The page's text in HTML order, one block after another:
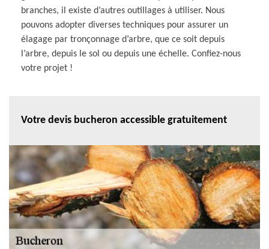
branches, il existe d’autres outillages à utiliser. Nous
pouvons adopter diverses techniques pour assurer un
élagage par tronçonnage d’arbre, que ce soit depuis
l’arbre, depuis le sol ou depuis une échelle. Confiez-nous
votre projet !
Votre devis bucheron accessible gratuitement